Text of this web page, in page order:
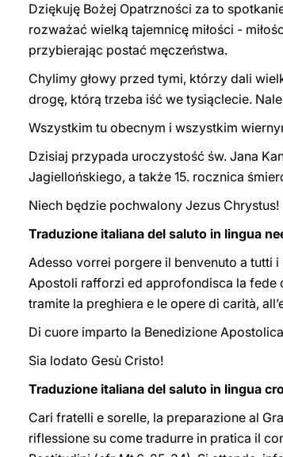
Dziękuję Bożej Opatrzności za to
rozważać wielką tajemnicę miłości -
przybierając postać męczeństwa.
Chylimy głowy przed tymi, którzy dali
drogę, którą trzeba iść we tysiąclecie.
Wszystkim tu obecnym i wszystkim
Dzisiaj przypada uroczystość św. Jana
Jagiellońskiego, a także 15. rocznica
Niech będzie pochwalony Jezus Chrystus!
Traduzione italiana del saluto in lingua
Adesso vorrei porgere il benvenuto a tutti
Apostoli rafforzi ed approfondisca la fede
tramite la preghiera e le opere di carità,
Di cuore imparto la Benedizione
Sia lodato Gesù Cristo!
Traduzione italiana del saluto in lingua
Cari fratelli e sorelle, la preparazione al
riflessione su come tradurre in pratica il